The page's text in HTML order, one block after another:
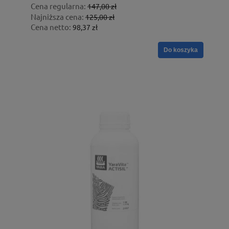
Cena regularna: 147,00 zł
Najniższa cena: 125,00 zł
Cena netto: 98,37 zł
Do koszyka